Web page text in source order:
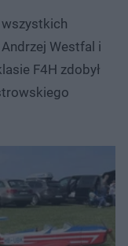
Westfal i
F4H zdobył